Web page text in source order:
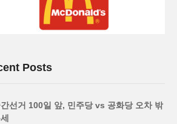
Posts
선거 100일 앞, 민주당 vs 공화당 오차 밖